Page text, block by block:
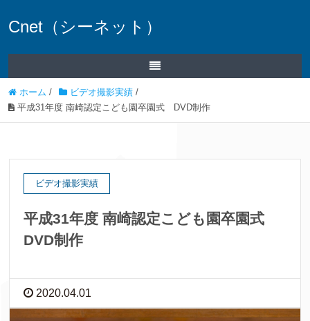
Cnet（シーネット）
ホーム / ビデオ撮影実績 /
平成31年度 南崎認定こども園卒園式 DVD制作
ビデオ撮影実績
平成31年度 南崎認定こども園卒園式
DVD制作
2020.04.01